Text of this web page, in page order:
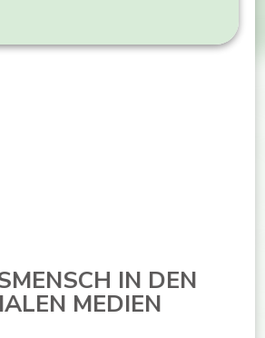
IN DEN
MEDIEN